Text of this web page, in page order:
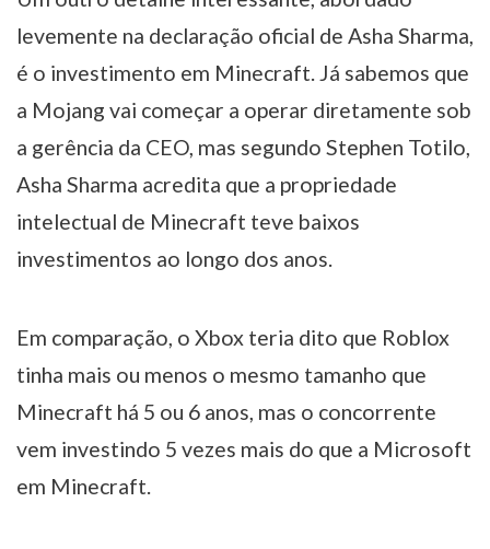
levemente na declaração oficial de Asha Sharma,
é o investimento em Minecraft. Já sabemos que
a Mojang vai começar a operar diretamente sob
a gerência da CEO, mas segundo Stephen Totilo,
Asha Sharma acredita que a propriedade
intelectual de Minecraft teve baixos
investimentos ao longo dos anos.
Em comparação, o Xbox teria dito que Roblox
tinha mais ou menos o mesmo tamanho que
Minecraft há 5 ou 6 anos, mas o concorrente
vem investindo 5 vezes mais do que a Microsoft
em Minecraft.